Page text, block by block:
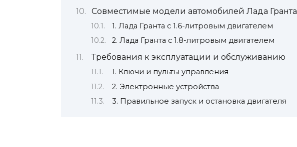
Совместимые модели автомобилей Лада Гранта
1. Лада Гранта с 1.6-литровым двигателем
2. Лада Гранта с 1.8-литровым двигателем
Требования к эксплуатации и обслуживанию
1. Ключи и пульты управления
2. Электронные устройства
3. Правильное запуск и остановка двигателя